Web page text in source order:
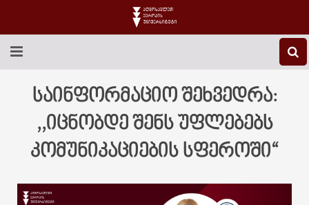
EEU-Ს ᲨᲔᲡᲐᲮᲔᲑ
ᲒᲐᲜᲐᲗᲚᲔᲑᲐ
ᲙᲕᲚᲔᲕᲐ
საინფორმაციო შეხვედრა:
,,იცნობდე შენს უფლებებს
კომუნიკაციების სფეროში“